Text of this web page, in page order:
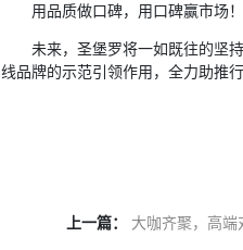
用品质做口碑，用口碑赢市场！
未来，圣堡罗将一如既往的坚
线品牌的示范引领作用，全力助推
上一篇： 大咖齐聚，高